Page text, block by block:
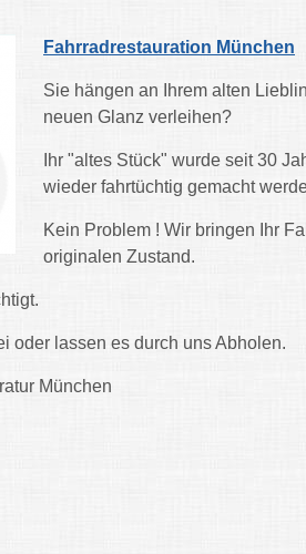
Fahrradrestauration München
Sie hängen an Ihrem alten
neuen Glanz verleihen?
Ihr "altes Stück" wurde seit 30
wieder fahrtüchtig gemacht
Kein Problem ! Wir bringen Ihr
originalen Zustand.
oder lassen es durch uns Abholen.
München